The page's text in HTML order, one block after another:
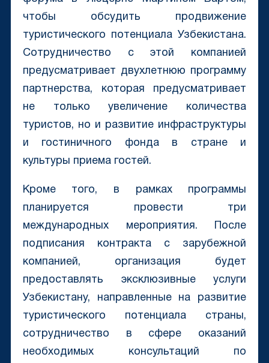
чтобы обсудить продвижение
туристического потенциала Узбекистана.
Сотрудничество с этой компанией
предусматривает двухлетнюю программу
партнерства, которая предусматривает
не только увеличение количества
туристов, но и развитие инфраструктуры
и гостиничного фонда в стране и
культуры приема гостей.
Кроме того, в рамках программы
планируется провести три
международных мероприятия. После
подписания контракта с зарубежной
компанией, организация будет
предоставлять эксклюзивные услуги
Узбекистану, направленные на развитие
туристического потенциала страны,
сотрудничество в сфере оказаний
необходимых консультаций по